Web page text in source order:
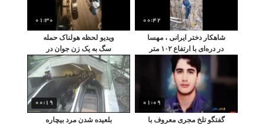
00:42
شاهکار دختر ایرانی ، مهسا
در دره‌ای با ارتفاع ۱۰۲ متر
روی طناب ، از دره عبور کرد
01:30
ویدیو لحظه هولناک حمله
سگ به یک زن جوان در
شهرک غرب +16
01:09
گفتگو تلخ مجری معروف با
00:19
بلعیده شدن مرد بیچاره